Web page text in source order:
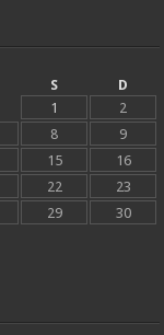
S
D
1
2
8
9
15
16
22
23
29
30